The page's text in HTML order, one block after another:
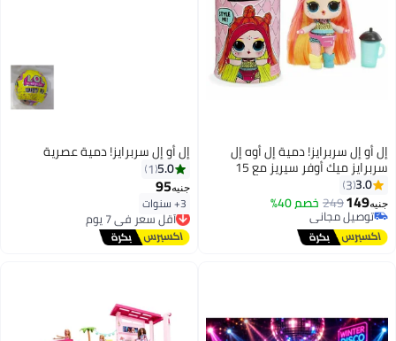
إل أو إل سربرايز! دمية إل أوه إل
سربرايز ميك أوفر سيريز مع 15
مفاجأة واكسسوارات - متعددة
الألوان.
3.0
3
جنيه149
249 خصم 40%
توصيل مجاني
توصيل مجاني
إل أو إل سربرايز! دمية عصرية
5.0
1
جنيه95
3+ سنوات أقل سعر في 7 يوم
توصيل مجاني
أقل سعر في 7 يوم